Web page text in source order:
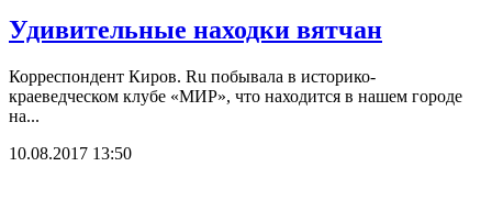
Удивительные находки вятчан
Корреспондент Киров. Ru побывала в историко-
краеведческом клубе «МИР», что находится в нашем городе
на...
10.08.2017 13:50